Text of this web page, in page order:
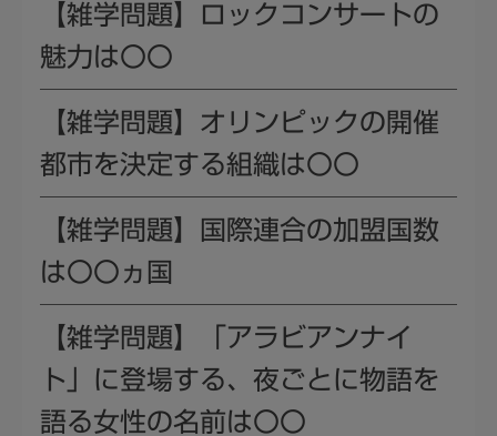
【雑学問題】ロックコンサートの
魅力は〇〇
【雑学問題】オリンピックの開催
都市を決定する組織は〇〇
【雑学問題】国際連合の加盟国数
は〇〇ヵ国
【雑学問題】「アラビアンナイ
ト」に登場する、夜ごとに物語を
語る女性の名前は〇〇